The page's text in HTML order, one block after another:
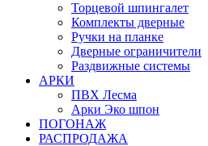
Торцевой шпингалет
Комплекты дверные
Ручки на планке
Дверные ограничители
Раздвижные системы
АРКИ
ПВХ Лесма
Арки Эко шпон
ПОГОНАЖ
РАСПРОДАЖА